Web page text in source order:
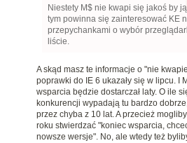
Niestety M$ nie kwapi się jakoś by
tym powinna się zainteresować KE
przepychankami o wybór
liście.
A skąd masz te informacje o "nie
poprawki do IE 6 ukazały się w lipcu. I
wsparcia będzie dostarczał laty. O ile
konkurencji wypadają tu bardzo
przez chyba z 10 lat. A przecież
roku stwierdzać "koniec wsparcia,
nowsze wersje". No, ale wtedy też